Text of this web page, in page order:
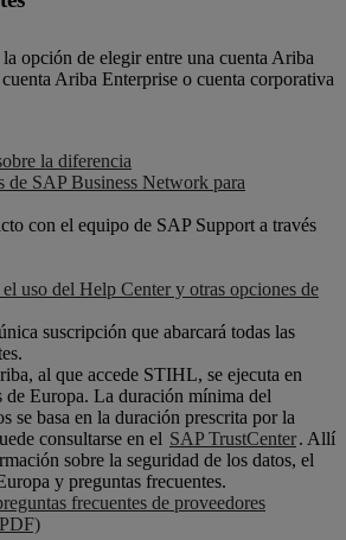
opción de elegir entre una cuenta Ariba
Ariba Enterprise o cuenta corporativa
la diferencia
de SAP Business Network para
con el equipo de SAP Support a través
uso del Help Center y otras opciones de
suscripción que abarcará todas las
al que accede STIHL, se ejecuta en
de Europa. La duración mínima del
se basa en la duración prescrita por la
consultarse en el SAP TrustCenter. Allí
sobre la seguridad de los datos, el
y preguntas frecuentes.
frecuentes de proveedores